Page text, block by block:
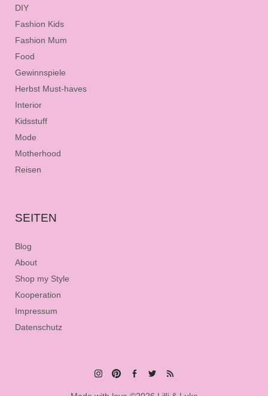
DIY
Fashion Kids
Fashion Mum
Food
Gewinnspiele
Herbst Must-haves
Interior
Kidsstuff
Mode
Motherhood
Reisen
SEITEN
Blog
About
Shop my Style
Kooperation
Impressum
Datenschutz
Instagram
PinterestFacebook
TwitterFeed